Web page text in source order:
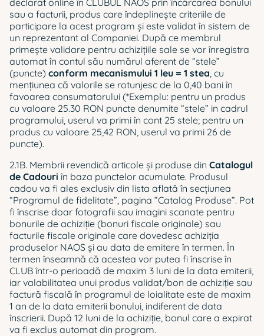
declarat online în CLUBUL NAOS prin încărcarea bonului
sau a facturii, produs care îndeplineşte criteriile de
participare la acest program şi este validat în sistem de
un reprezentant al Companiei. După ce membrul
primește validare pentru achizițiile sale se vor înregistra
automat în contul său numărul aferent de “stele”
(puncte) conform mecanismului 1 leu = 1 stea, cu
mențiunea că valorile se rotunjesc de la 0,40 bani în
favoarea consumatorului (*Exemplu: pentru un produs
cu valoare 25.30 RON puncte denumite “stele” in cadrul
programului, userul va primi în cont 25 stele; pentru un
produs cu valoare 25,42 RON, userul va primi 26 de
puncte).
2.1B. Membrii revendică articole și produse din Catalogul
de Cadouri în baza punctelor acumulate. Produsul
cadou va fi ales exclusiv din lista aflată în secţiunea
“Programul de fidelitate”, pagina ”Catalog Produse”. Pot
fi înscrise doar fotografii sau imagini scanate pentru
bonurile de achiziţie (bonuri fiscale originale) sau
facturile fiscale originale care dovedesc achiziţia
produselor NAOS și au data de emitere în termen. În
termen înseamnă că acestea vor putea fi înscrise în
CLUB într-o perioadă de maxim 3 luni de la data emiterii,
iar valabilitatea unui produs validat/bon de achiziţie sau
factură fiscală în programul de loialitate este de maxim
1 an de la data emiterii bonului, indiferent de data
înscrierii. După 12 luni de la achiziție, bonul care a expirat
va fi exclus automat din program.